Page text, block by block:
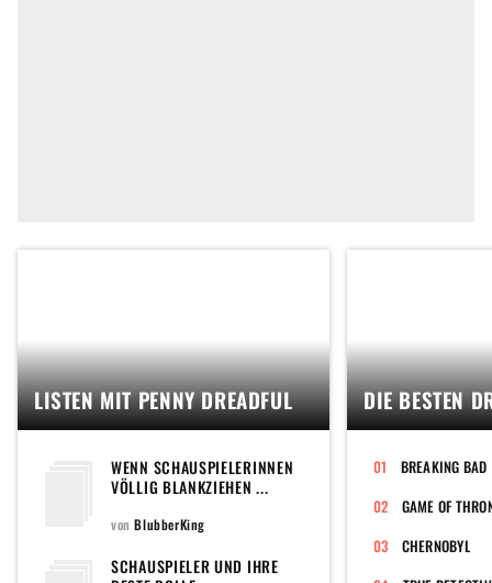
LISTEN MIT PENNY DREADFUL
WENN SCHAUSPIELERINNEN
VÖLLIG BLANKZIEHEN ...
vonBlubberKing
SCHAUSPIELER UND IHRE
DIE BESTEN
BREAKING BAD
GAME OF
CHERNOBYL